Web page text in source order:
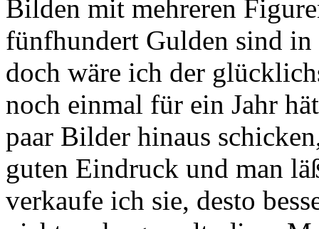
Bilden mit mehreren
fünfhundert Gulden sind
doch wäre ich der
noch einmal für ein Jahr
paar Bilder hinaus
guten Eindruck und man
verkaufe ich sie, desto